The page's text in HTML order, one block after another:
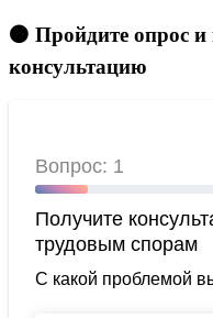
🟠 Пройдите опрос и
консультацию